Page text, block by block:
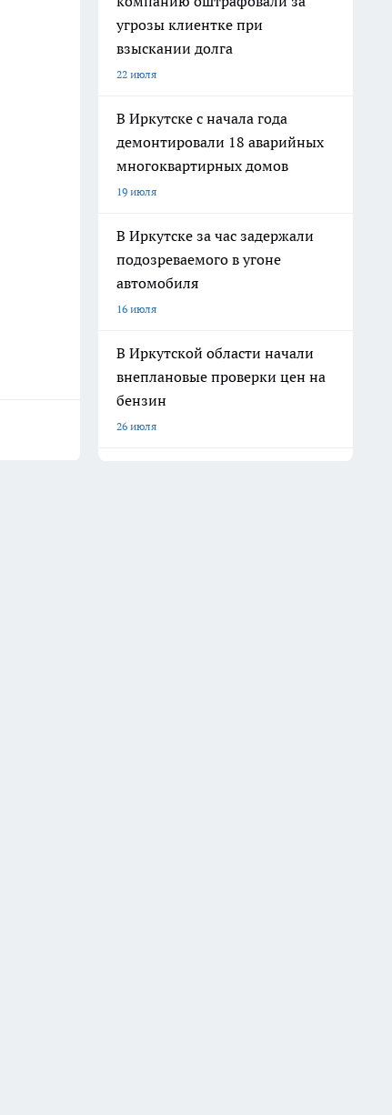
угрозы клиентке при
взыскании долга
22 июля
В Иркутске с начала года
демонтировали 18 аварийных
многоквартирных домов
19 июля
В Иркутске за час задержали
подозреваемого в угоне
автомобиля
16 июля
В Иркутской области начали
внеплановые проверки цен на
бензин
26 июля